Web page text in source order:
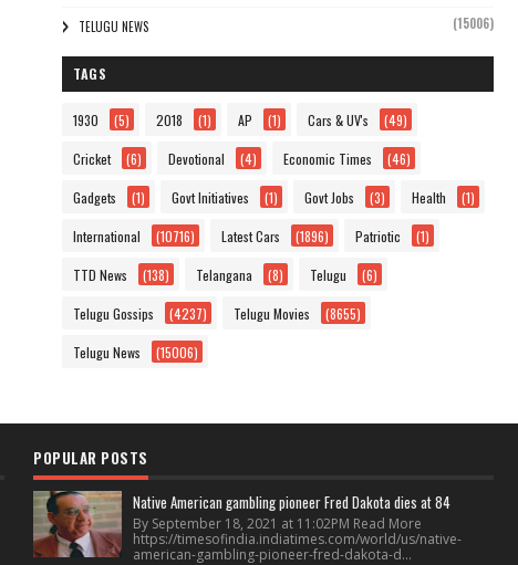
TELUGU NEWS (15006)
TAGS
1930 (5) 2018 (1) AP (1) Cars & UV's (49)
Cricket (6) Devotional (4) Economic Times (46)
Gadgets (1) Govt Initiatives (1) Govt Jobs (3) Health (1)
International (10716) Latest Cars (1896) Patriotic (1)
TTD News (138) Telangana (8) Telugu (6)
Telugu Gossips (4237) Telugu Movies (8655)
Telugu News (15006)
POPULAR POSTS
Native American gambling pioneer Fred Dakota dies at 84
By September 18, 2021 at 11:02PM Read More
https://timesofindia.indiatimes.com/world/us/native-
american-gambling-pioneer-fred-dakota-d...